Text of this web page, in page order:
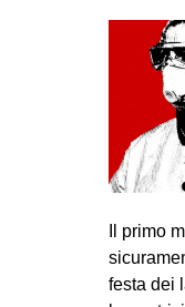
Il primo
festa dei